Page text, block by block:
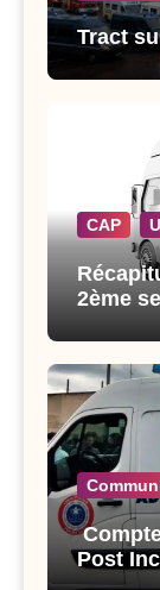
Tract
CAP
2ème
Post